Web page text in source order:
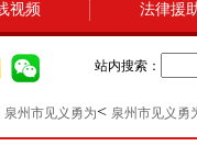
视频 法律援
站内搜索：
泉州市见义勇为< 泉州市见义勇